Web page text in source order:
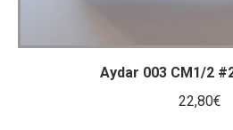
Aydar 003 CM1/2
22,80€